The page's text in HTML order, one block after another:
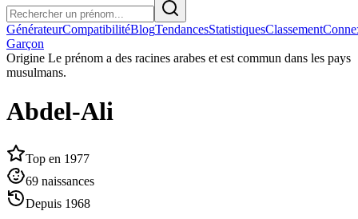
GénérateurCompatibilitéBlogTendancesStatistiquesClassement
Garçon
Origine Le prénom a des racines arabes et est commun dans les pays
musulmans.
Abdel-Ali
Top en 1977
69 naissances
Depuis 1968